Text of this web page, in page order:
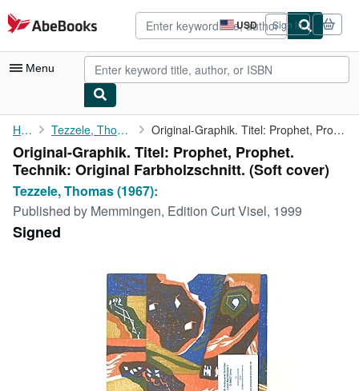
Skip to main content
AbeBooks.com USD
Site
shopping
preferences
Sign in
Menu
My Account
My Purchases
Advanced Search
Browse Collections
Rare Books
Home Tezzele, Thomas (1967): Original-Graphik. Titel: Prophet, Prophet. Technik: Original ...
Original-Graphik. Titel: Prophet, Prophet.
Technik: Original Farbholzschnitt. (Soft cover)
Tezzele, Thomas (1967):
Published by Memmingen, Edition Curt Visel, 1999
Signed